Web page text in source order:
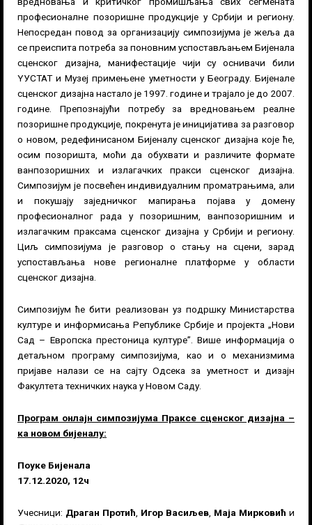
професионалне позоришне продукције у Србији и региону.
Непосредан повод за организацију симпозијума је жеља да
се преиспита потреба за поновним успостављањем Бијенала
сценског дизајна, манифестације чији су оснивачи били
YУСТАТ и Музеј примењене уметности у Београду. Бијенале
сценског дизајна настало је 1997. године и трајало је до 2007.
године. Препознајући потребу за вредновањем реалне
позоришне продукције, покренута је иницијатива за разговор
о новом, редефинисаном Бијеналу сценског дизајна које ће,
осим позоришта, моћи да обухвати и различите формате
ванпозоришних и излагачких пракси сценског дизајна.
Симпозијум је посвећен индивидуалним проматрањима, али
и покушају заједничког мапирања појава у домену
професионалног рада у позоришним, ванпозоришним и
излагачким праксама сценског дизајна у Србији и региону.
Циљ симпозијума је разговор о стању на сцени, зарад
успостављања нове регионалне платформе у области
сценског дизајна.
Симпозијум ће бити реализован уз подршку Министарства
културе и информисања Републике Србије и пројекта „Нови
Сад – Европска престоница културе”. Више информација о
детаљном програму симпозијума, као и о механизмима
пријаве налази се на сајту Одсека за уметност и дизајн
Факултета техничких наука у Новом Саду.
Програм онлајн симпозијума Праксе сценског дизајна –
ка новом бијеналу:
Поуке Бијенала
17.12.2020, 12ч
Учесници: Драган Протић Игор Васиљев Маја Мирковић и